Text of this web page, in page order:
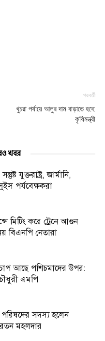
পরবর্তী
খুচরা পর্যায়ে আলুর দাম বাড়াতে হবে:
কৃষিমন্ত্রী
খবর
যুক্তরাষ্ট্র, জার্মানি,
পর্যবেক্ষকরা
মিটিং করে ট্রেনে আগুন
বিএনপি নেতারা
আছে পশিচমাদের উপর:
এমপি
পরিষদের সদস্য হলেন
মহলদার